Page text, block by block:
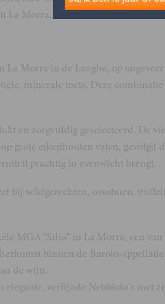
Morra, waar finesse de
Morra in de Langhe, op
minerale toets. Deze
en zorgvuldig geselecteerd. De
grote eikenhouten vaten,
prachtig in evenwicht brengt.
bij wildgerechten, ossobuco,
MGA “Silio” in La Morra, een
binnen de Barolo-
de wijn.
elegante, verfijnde Nebbiolo’s met